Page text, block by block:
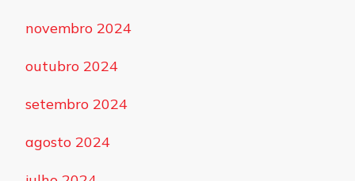
novembro 2024
outubro 2024
setembro 2024
agosto 2024